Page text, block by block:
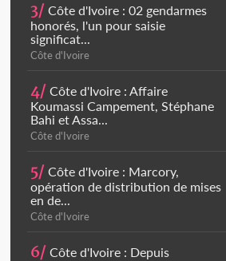
3/ Côte d'Ivoire : 02 gendarmes
honorés, l'un pour saisie
significat...
Côte d'Ivoire
4/ Côte d'Ivoire : Affaire
Koumassi Campement, Stéphane
Bahi et Assa...
Côte d'Ivoire
5/ Côte d'Ivoire : Marcory,
opération de distribution de mises
en de...
Côte d'Ivoire
6/ Côte d'Ivoire : Depuis